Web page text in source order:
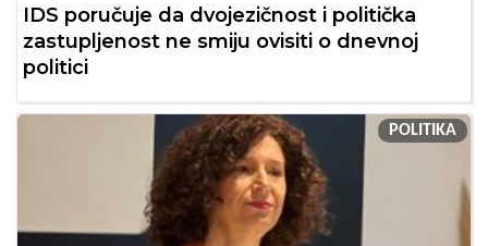
IDS poručuje da dvojezičnost i politička
zastupljenost ne smiju ovisiti o dnevnoj
politici
POLITIKA